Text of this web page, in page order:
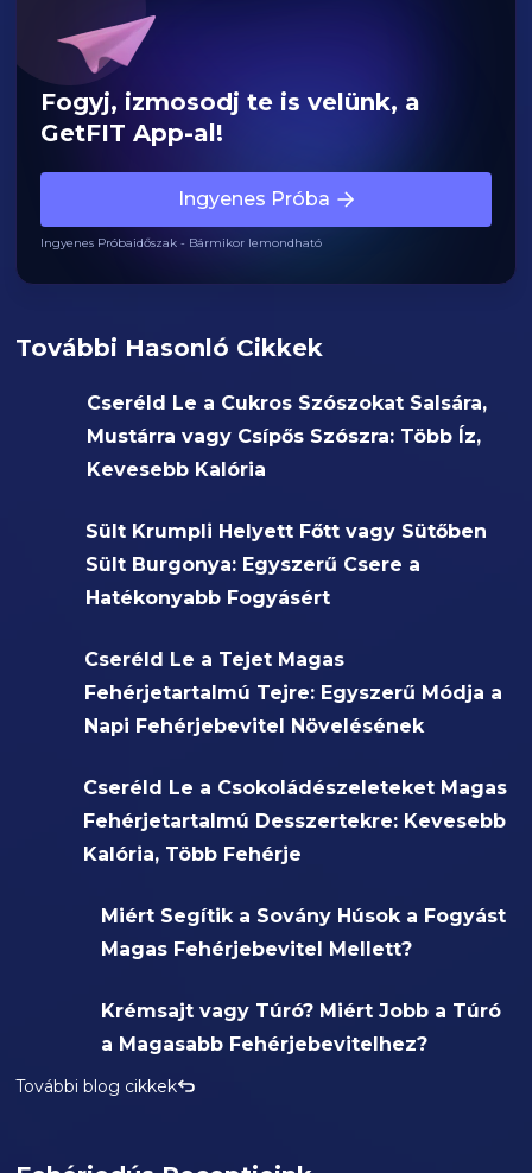
Fogyj, izmosodj te is velünk, a
GetFIT App-al!
Ingyenes Próba
Ingyenes Próbaidőszak - Bármikor lemondható
További Hasonló Cikkek
Cseréld Le a Cukros Szószokat Salsára,
Mustárra vagy Csípős Szószra: Több Íz,
Kevesebb Kalória
Sült Krumpli Helyett Főtt vagy Sütőben
Sült Burgonya: Egyszerű Csere a
Hatékonyabb Fogyásért
Cseréld Le a Tejet Magas
Fehérjetartalmú Tejre: Egyszerű Módja a
Napi Fehérjebevitel Növelésének
Cseréld Le a Csokoládészeleteket Magas
Fehérjetartalmú Desszertekre: Kevesebb
Kalória, Több Fehérje
Miért Segítik a Sovány Húsok a Fogyást
Magas Fehérjebevitel Mellett?
Krémsajt vagy Túró? Miért Jobb a Túró
a Magasabb Fehérjebevitelhez?
További blog cikkek